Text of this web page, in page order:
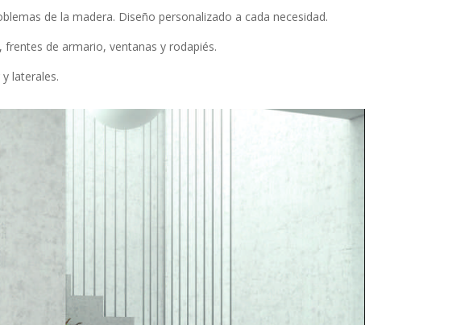
de la madera. Diseño personalizado a cada necesidad.
de armario, ventanas y rodapiés.
laterales.